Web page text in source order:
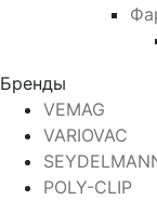
Бренды
VEMAG
VARIOVAC
POLY-CLIP